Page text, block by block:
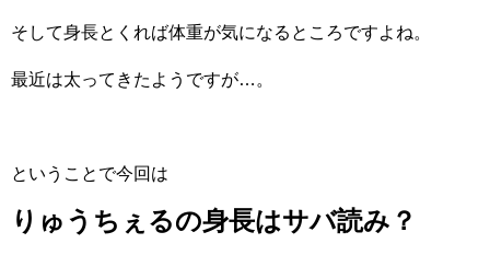
そして身長とくれば体重が気になるところですよね。
最近は太ってきたようですが…。
ということで今回は
りゅうちぇるの身長はサバ読み？